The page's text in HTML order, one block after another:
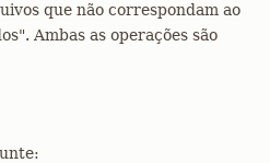
que não correspondam ao
Ambas as operações são